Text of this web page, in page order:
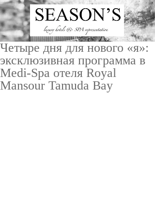
Четыре дня для нового «я»:
эксклюзивная программа в
Medi-Spa отеля Royal
Mansour Tamuda Bay